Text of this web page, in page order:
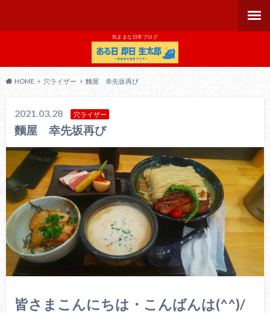
気ままな日常ブログ
HOME 穴ライザー 麵屋 幸先坂再び
2021.03.28 穴ライザー
麵屋 幸先坂再び
皆さまこんにちは・こんばんは(^^)/